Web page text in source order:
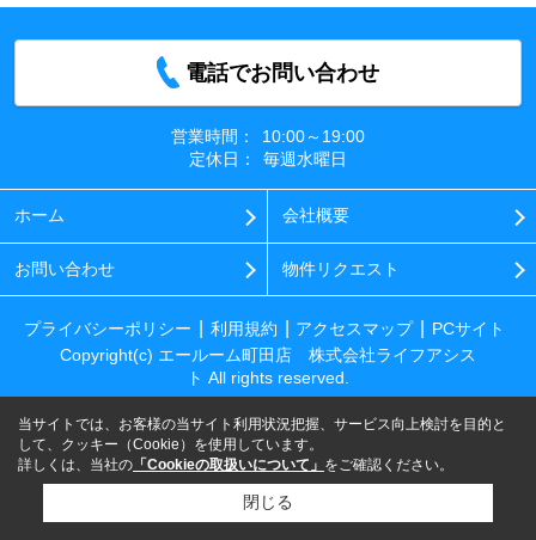
電話でお問い合わせ
営業時間：
10:00～19:00
定休日：
毎週水曜日
ホーム 会社概要
お問い合わせ 物件リクエスト
プライバシーポリシー 利用規約 アクセスマップ
PCサイト
Copyright(c) エールーム町田店 株式会社ライフアシス
ト All rights reserved.
当サイトでは、お客様の当サイト利用状況把握、サービス向上検討を目的と
して、クッキー（Cookie）を使用しています。
詳しくは、当社の 「Cookieの取扱いについて」 をご確認ください。
閉じる